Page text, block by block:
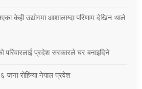
केही उद्योगमा आशालाग्दा परिणाम देखिन थाले
प्रदेश सरकारले घर बनाइदिने
जना रोहिंग्या नेपाल प्रवेश